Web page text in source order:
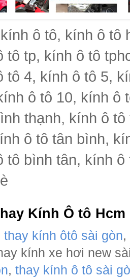
ô tô, kính ô tô
tô tp, kính ô tô
tô 4, kính ô tô 5,
ô tô 10, kính ô
thạnh, kính ô
ô tô tân bình,
tô bình tân, kính
Kính Ô tô Hcm
thay kính ôtô sài gòn,
kính xe hơi new
,thay kính ô tô sài